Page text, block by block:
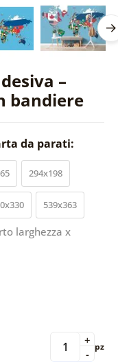
–
bandiere
da parati:
294x198
539x363
larghezza x
-
+ pz